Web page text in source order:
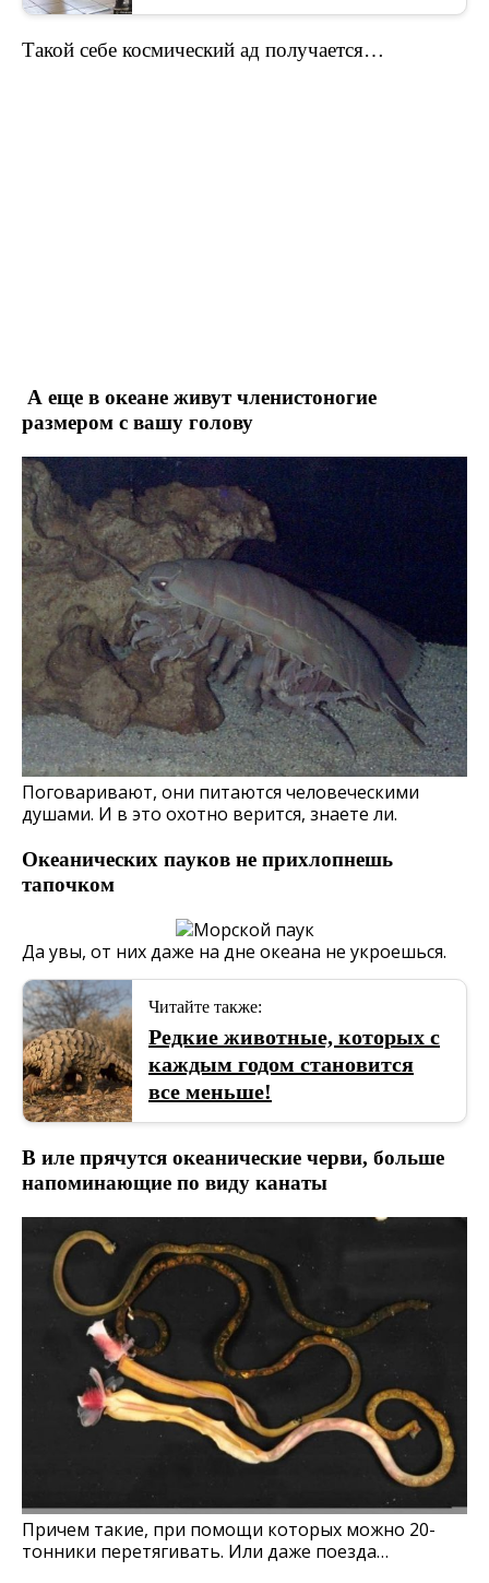
Такой себе космический ад получается…
А еще в океане живут членистоногие
размером с вашу голову
Поговаривают, они питаются человеческими
душами. И в это охотно верится, знаете ли.
Океанических пауков не прихлопнешь
тапочком
Да увы, от них даже на дне океана не укроешься.
Читайте также:
Редкие животные, которых с
каждым годом становится
все меньше!
В иле прячутся океанические черви, больше
напоминающие по виду канаты
Причем такие, при помощи которых можно 20-
тонники перетягивать. Или даже поезда…